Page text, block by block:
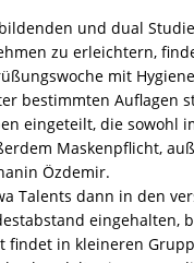
und dual
zu erleichtern,
mit
bestimmten Auflagen
eingeteilt, die sowohl
Maskenpflicht,
Özdemir.
Talents dann in den
eingehalten,
findet in kleineren